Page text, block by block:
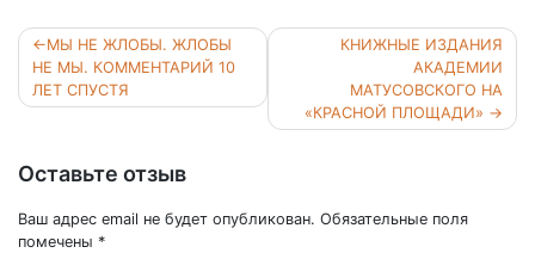
Навигация
по
записям
МЫ НЕ ЖЛОБЫ. ЖЛОБЫ
НЕ МЫ. КОММЕНТАРИЙ 10
ЛЕТ СПУСТЯ
КНИЖНЫЕ ИЗДАНИЯ
АКАДЕМИИ
МАТУСОВСКОГО НА
«КРАСНОЙ ПЛОЩАДИ»
Оставьте отзыв
Ваш адрес email не будет опубликован. Обязательные поля
помечены *